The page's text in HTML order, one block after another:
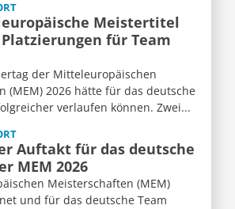
Meistertitel
für Team
der Mitteleuropäischen
(MEM) 2026 hätte für das deutsche
verlaufen können. Zwei...
Auftakt für das deutsche
MEM 2026
Meisterschaften (MEM)
und für das deutsche Team